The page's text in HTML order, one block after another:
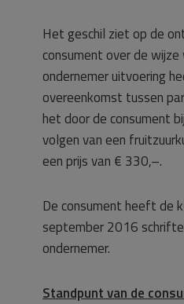
Het geschil ziet op de
consument over de
ondernemer uitvoering
overeenkomst tussen
het door de consument
volgen van een
een prijs van € 330,–.
De consument heeft de
september 2016
ondernemer.
Standpunt van de